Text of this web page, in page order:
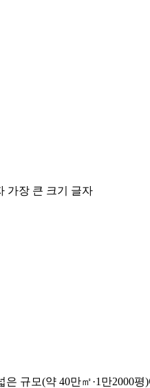
가장 큰 크기 글자
규모(약 40만㎡·1만2000